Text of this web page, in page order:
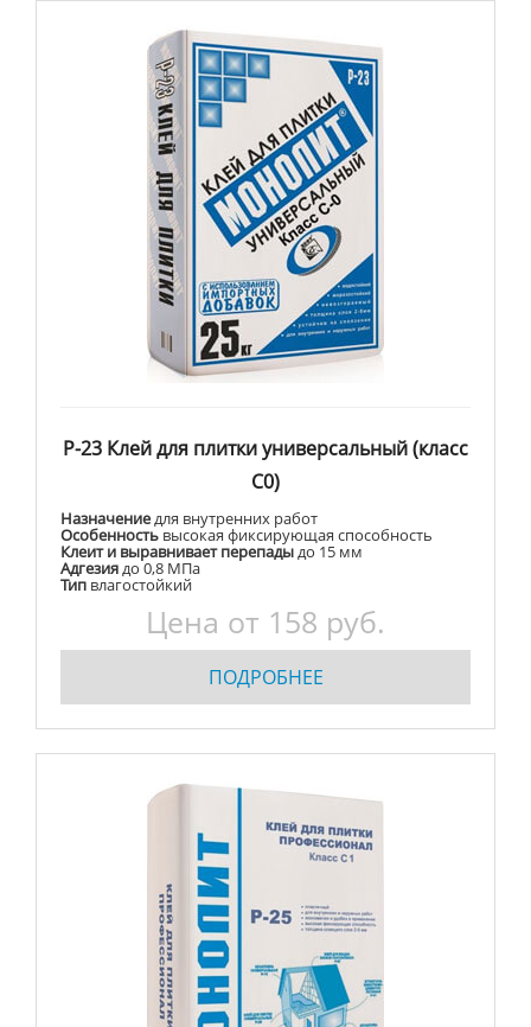
Р-23 Клей для плитки универсальный (класс
С0)
Назначениедля внутренних работ
Особенность высокая фиксирующая способность
Клеит и выравнивает перепадыдо 15 мм
Адгезиядо 0,8 МПа
Тип влагостойкий
Цена от 158 руб.
ПОДРОБНЕЕ